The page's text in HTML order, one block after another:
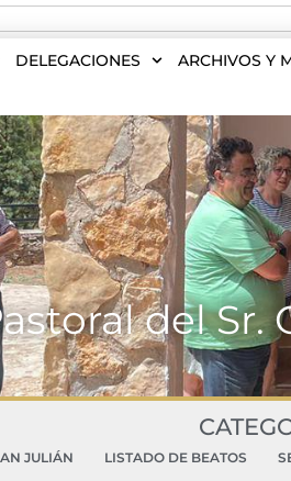
DELEGACIONES ARCHIVOS Y
del
JULIÁN LISTADO DE BEATOS